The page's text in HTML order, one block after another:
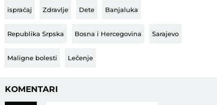
ispraćaj Zdravlje Dete Banjaluka
Republika Srpska Bosna i Hercegovina Sarajevo
Maligne bolesti Lečenje
KOMENTARI